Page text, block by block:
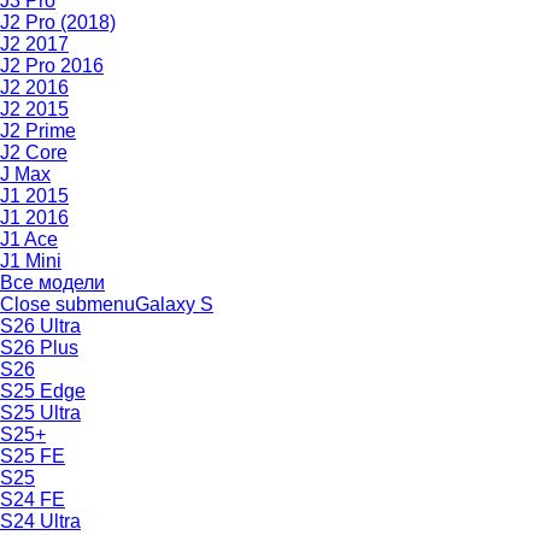
J2 Pro (2018)
J2 2017
J2 Pro 2016
J2 2016
J2 2015
J2 Prime
J2 Core
J Max
J1 2015
J1 2016
J1 Ace
J1 Mini
Все модели
Close submenuGalaxy S
S26 Ultra
S26 Plus
S26
S25 Edge
S25 Ultra
S25+
S25 FE
S25
S24 FE
S24 Ultra